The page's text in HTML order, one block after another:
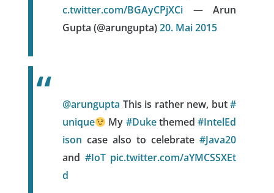
c.twitter.com/BGAyCPjXCi — Arun
Gupta (@arungupta)20. Mai 2015
@arungupta This is rather new, but#
unique
My #Dukethemed #IntelEd
ison case also to celebrate #Java20
and #IoT pic.twitter.com/aYMCSSXEt
d